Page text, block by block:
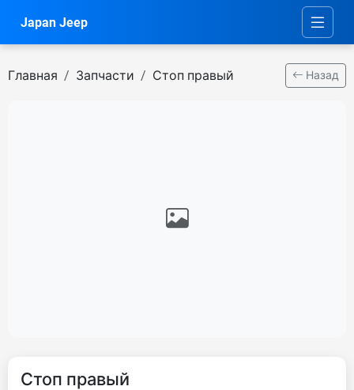
Japan Jeep
Главная Запчасти Стоп правый Назад
Стоп правый